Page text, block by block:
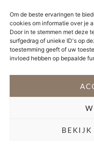
Om de beste ervaringen te
cookies om informatie over je
Door in te stemmen met deze
surfgedrag of unieke ID's op
toestemming geeft of uw
invloed hebben op bepaalde
BEKIJK